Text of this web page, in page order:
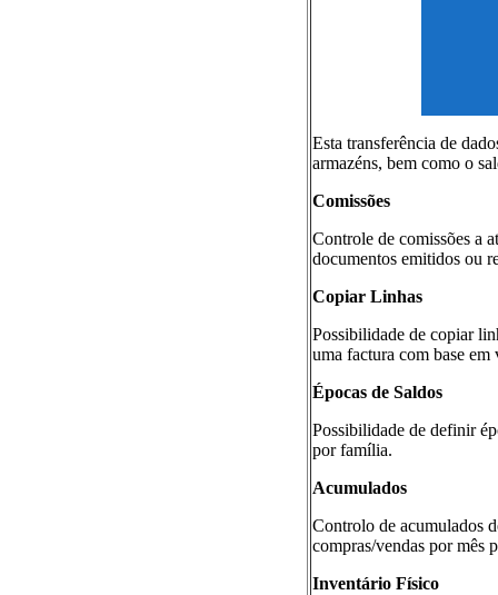
Esta transferência de
armazéns, bem como o
Comissões
Controle de comissões a
documentos emitidos ou
Copiar Linhas
Possibilidade de copiar
uma factura com base em
Épocas de Saldos
Possibilidade de definir
por família.
Acumulados
Controlo de acumulados
compras/vendas por mês
Inventário Físico